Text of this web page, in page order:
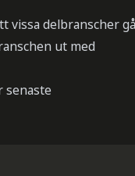
vissa delbranscher
ut med
senaste